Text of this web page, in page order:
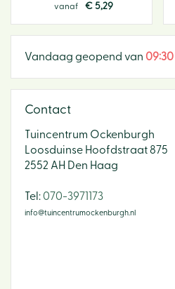
vanaf € 5,29
Vandaag geopend van 09:30
Contact
Tuincentrum Ockenburgh
Loosduinse Hoofdstraat 875
2552 AH Den Haag
​Tel:070-3971173
info@tuincentrumockenburgh.nl